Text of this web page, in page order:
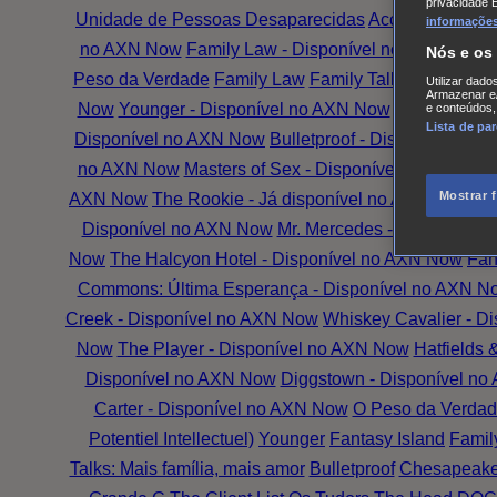
Unidade de Pessoas DesaparecidasAccused Battle
no AXN Now Family Law - Disponível no AXN Now
Peso da Verdade Family Law Family Talks: Mais
Now Younger - Disponível no AXN Now The Wrong
Disponível no AXN Now Bulletproof - Disponível no
no AXN Now Masters of Sex - Disponível no AXN Now
AXN Now The Rookie - Já disponível no AXN Now
Disponível no AXN Now Mr. Mercedes - Disponível
Now The Halcyon Hotel - Disponível no AXN Now
Commons: Última Esperança - Disponível no AXN
Creek - Disponível no AXN Now Whiskey Cavalier -
Now The Player - Disponível no AXN Now Hatfields
Disponível no AXN Now Diggstown - Disponível no
Carter - Disponível no AXN Now O Peso da
Potentiel Intellectuel) Younger Fantasy Island
Talks: Mais família, mais amor Bulletproof
Nós e
Utilizar
Armazenar
e
Lista de
Mostrar